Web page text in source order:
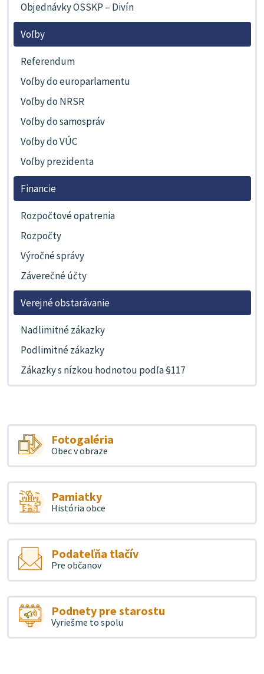
Objednávky OSSKP – Divín
Voľby
Referendum
Voľby do europarlamentu
Voľby do NRSR
Voľby do samospráv
Voľby do VÚC
Voľby prezidenta
Financie
Rozpočtové opatrenia
Rozpočty
Výročné správy
Záverečné účty
Verejné obstarávanie
Nadlimitné zákazky
Podlimitné zákazky
Zákazky s nízkou hodnotou podľa §117
Fotogaléria
Obec v obraze
Pamiatky
História obce
Podateľňa tlačív
Pre občanov
Podnety pre starostu
Vyriešme to spolu